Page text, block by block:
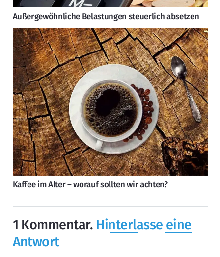
Außergewöhnliche Belastungen steuerlich absetzen
Kaffee im Alter – worauf sollten wir achten?
1 Kommentar. Hinterlasse eine
Antwort